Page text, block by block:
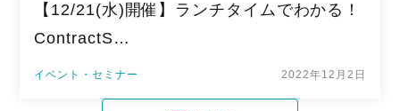
【12/21(水)開催】ランチタイムでわかる！
ContractS…
イベント・セミナー 2022年12月2日